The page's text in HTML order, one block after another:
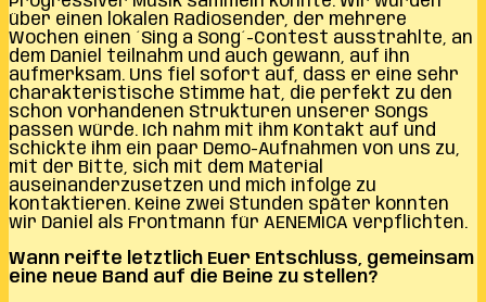
über einen lokalen Radiosender, der mehrere
Wochen einen ´Sing a Song´-Contest ausstrahlte, an
dem Daniel teilnahm und auch gewann, auf ihn
aufmerksam. Uns fiel sofort auf, dass er eine sehr
charakteristische Stimme hat, die perfekt zu den
schon vorhandenen Strukturen unserer Songs
passen würde. Ich nahm mit ihm Kontakt auf und
schickte ihm ein paar Demo-Aufnahmen von uns zu,
mit der Bitte, sich mit dem Material
auseinanderzusetzen und mich infolge zu
kontaktieren. Keine zwei Stunden später konnten
wir Daniel als Frontmann für AENEMICA verpflichten.
Wann reifte letztlich Euer Entschluss, gemeinsam
eine neue Band auf die Beine zu stellen?